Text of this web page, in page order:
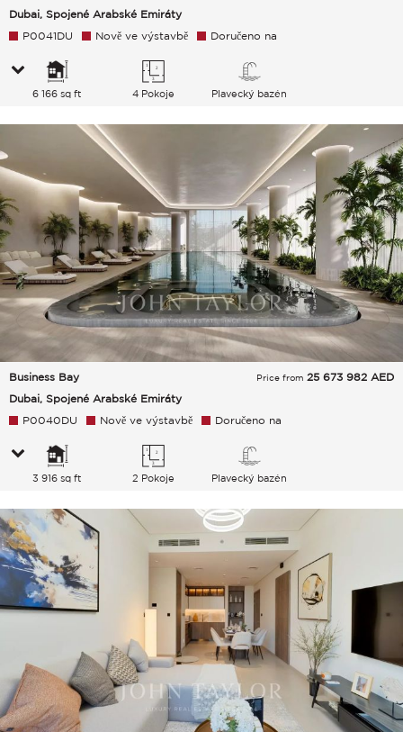
Dubai, Spojené Arabské Emiráty
P0041DU Nově ve výstavbě Doručeno na
6 166 sq ft 4 Pokoje Plavecký bazén
Business Bay
Dubai, Spojené Arabské Emiráty
Price from 25 673 982 AED
P0040DU Nově ve výstavbě Doručeno na
3 916 sq ft 2 Pokoje Plavecký bazén